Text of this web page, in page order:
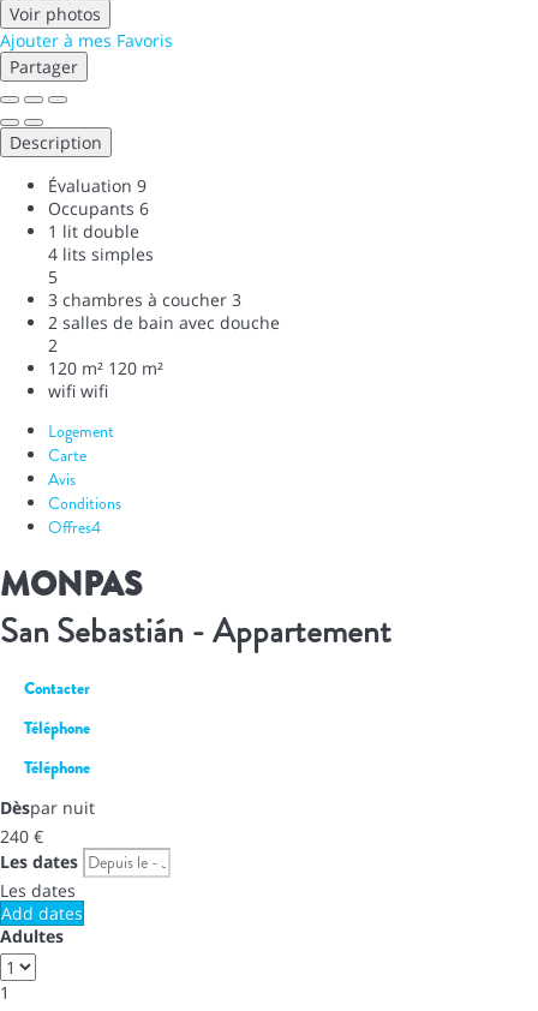
Voir photos
Ajouter à mes Favoris
Partager
Description
Évaluation 9
Occupants 6
1 lit double
4 lits simples
5
3 chambres à coucher 3
2 salles de bain avec douche
2
120 m² 120 m²
wifi wifi
Logement
Carte
Avis
Conditions
Offres4
MONPAS
San Sebastián -Appartement
Contacter
Téléphone
Téléphone
Dèspar nuit
240 €
Les dates
Les dates
Add dates
Adultes
1